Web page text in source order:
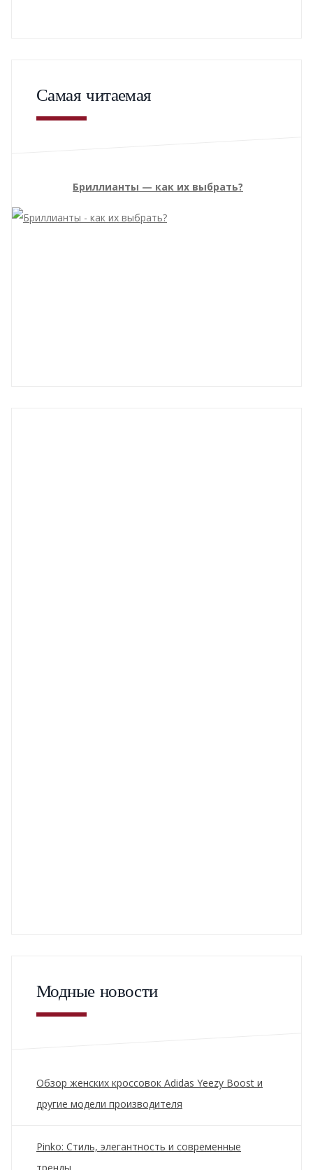
Самая читаемая
Бриллианты — как их выбрать?
Модные новости
Обзор женских кроссовок Adidas Yeezy Boost и
другие модели производителя
Pinko: Стиль, элегантность и современные